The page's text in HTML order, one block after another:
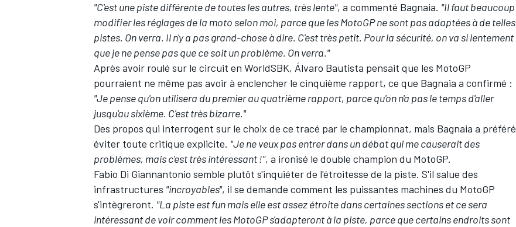
"C'est une piste différente de toutes les autres, très lente", a commenté Bagnaia. "Il faut beaucoup
modifier les réglages de la moto selon moi, parce que les MotoGP ne sont pas adaptées à de telles
pistes. On verra. Il n'y a pas grand-chose à dire. C'est très petit. Pour la sécurité, on va si lentement
que je ne pense pas que ce soit un problème. On verra."
Après avoir roulé sur le circuit en WorldSBK, Álvaro Bautista pensait que les MotoGP
pourraient ne même pas avoir à enclencher le cinquième rapport, ce que Bagnaia a confirmé :
"Je pense qu'on utilisera du premier au quatrième rapport, parce qu'on n'a pas le temps d'aller
jusqu'au sixième. C'est très bizarre."
Des propos qui interrogent sur le choix de ce tracé par le championnat, mais Bagnaia a préféré
éviter toute critique explicite. "Je ne veux pas entrer dans un débat qui me causerait des
problèmes, mais c'est très intéressant !", a ironisé le double champion du MotoGP.
Fabio Di Giannantonio semble plutôt s'inquiéter de l'étroitesse de la piste. S'il salue des
infrastructures "incroyables", il se demande comment les puissantes machines du MotoGP
s'intègreront. "La piste est fun mais elle est assez étroite dans certaines sections et ce sera
intéressant de voir comment les MotoGP s'adapteront à la piste, parce que certains endroits sont